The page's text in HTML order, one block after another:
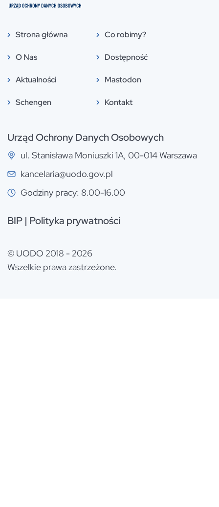
Strona główna
O Nas
Aktualności
Schengen
Co robimy?
Dostępność
Mastodon
Kontakt
Urząd Ochrony Danych Osobowych
ul. Stanisława Moniuszki 1A, 00-014 Warszawa
kancelaria@uodo.gov.pl
Godziny pracy: 8.00-16.00
BIP | Polityka prywatności
© UODO 2018 - 2026
Wszelkie prawa zastrzeżone.